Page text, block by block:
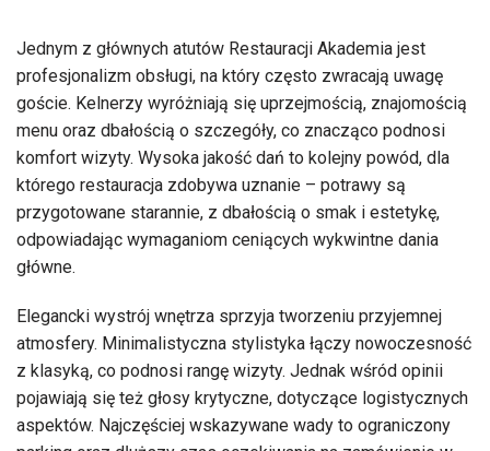
Jednym z głównych atutów Restauracji Akademia jest
profesjonalizm obsługi, na który często zwracają uwagę
goście. Kelnerzy wyróżniają się uprzejmością, znajomością
menu oraz dbałością o szczegóły, co znacząco podnosi
komfort wizyty. Wysoka jakość dań to kolejny powód, dla
którego restauracja zdobywa uznanie – potrawy są
przygotowane starannie, z dbałością o smak i estetykę,
odpowiadając wymaganiom ceniących wykwintne dania
główne.
Elegancki wystrój wnętrza sprzyja tworzeniu przyjemnej
atmosfery. Minimalistyczna stylistyka łączy nowoczesność
z klasyką, co podnosi rangę wizyty. Jednak wśród opinii
pojawiają się też głosy krytyczne, dotyczące logistycznych
aspektów. Najczęściej wskazywane wady to ograniczony